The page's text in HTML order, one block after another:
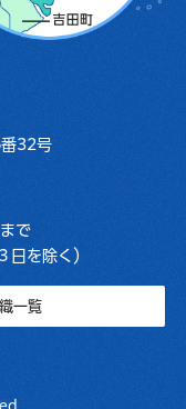
32号
で
日を除く）
一覧